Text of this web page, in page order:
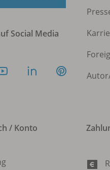
Social Media
/ Konto